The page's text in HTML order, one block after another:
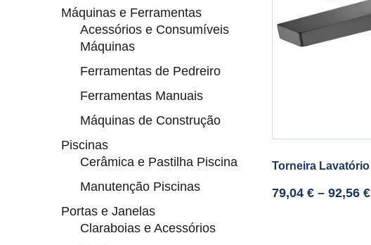
Torneira
79,04 € – 92,56 €
Máquinas e Ferramentas
Acessórios e Consumíveis
Máquinas
Ferramentas de Pedreiro
Ferramentas Manuais
Máquinas de Construção
Piscinas
Cerâmica e Pastilha Piscina
Manutenção Piscinas
Portas e Janelas
Claraboias e Acessórios